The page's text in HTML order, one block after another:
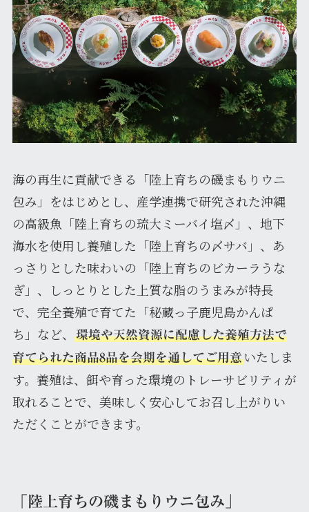
海の再生に貢献できる「陸上育ちの磯まもりウニ
包み」をはじめとし、産学連携で研究された沖縄
の高級魚「陸上育ちの琉大ミーバイ塩〆」、地下
海水を使用し養殖した「陸上育ちの〆サバ」、あ
っさりとした味わいの「陸上育ちのビカーラうな
ぎ」、しっとりとした上質な脂のうまみが特長
で、完全養殖で育てた「秘蔵っ子鹿児島かんぱ
ち」など、
環境や天然資源に配慮した養殖方法で
育てられた商品8品を会期を通してご用意いたしま
す。養殖は、餌や育った環境のトレーサビリティが
取れることで、美味しく安心してお召し上がりい
ただくことができます。
「陸上育ちの磯まもりウニ包み」